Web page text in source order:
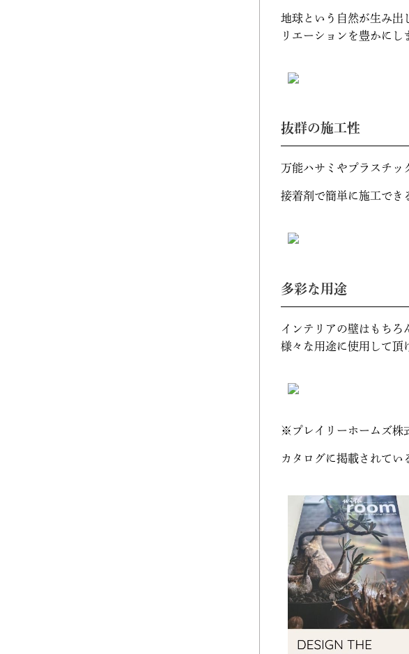
地球という自然が生み出
リエーションを豊かにし
抜群の施工性
万能ハサミやプラスチッ
接着剤で簡単に施工でき
多彩な用途
インテリアの壁はもちろ
様々な用途に使用して頂
※プレイリーホームズ株
カタログに掲載されてい